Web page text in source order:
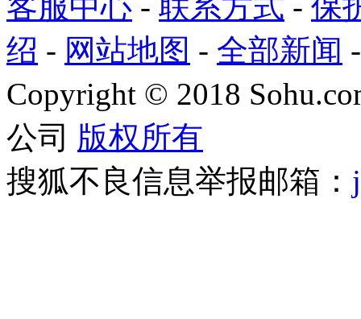
客服中心 - 联系方式 - 保
绍 - 网站地图 - 全部新闻
Copyright © 2018
公司 版权所有
搜狐不良信息举报邮箱：